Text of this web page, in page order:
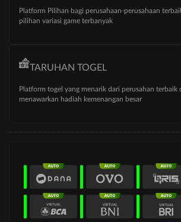
Platform Pilihan bagi perusahaan-perusahaan
pilihan variasi game terbanyak
TARUHAN TOGEL
Platform togel yang menarik dari perusahan terbaik
menawarkan hadiah kemenangan besar